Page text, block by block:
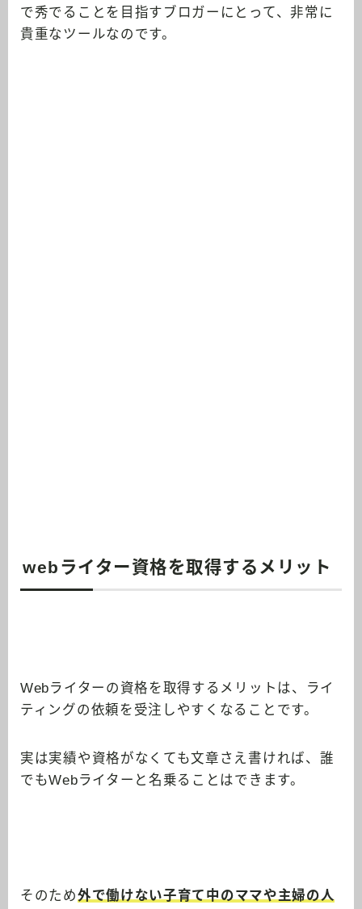
で秀でることを目指すブロガーにとって、非常に
貴重なツールなのです。
webライター資格を取得するメリット
Webライターの資格を取得するメリットは、ライ
ティングの依頼を受注しやすくなることです。
実は実績や資格がなくても文章さえ書ければ、誰
でもWebライターと名乗ることはできます。
そのため外で働けない子育て中のママや主婦の人